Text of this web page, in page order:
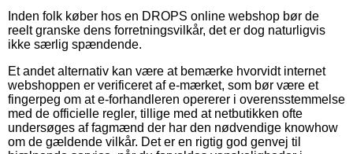
Inden folk køber hos en DROPS online webshop bør de
reelt granske dens forretningsvilkår, det er dog naturligvis
ikke særlig spændende.
Et andet alternativ kan være at bemærke hvorvidt internet
webshoppen er verificeret af e-mærket, som bør være et
fingerpeg om at e-forhandleren opererer i overensstemmelse
med de officielle regler, tillige med at netbutikken ofte
undersøges af fagmænd der har den nødvendige knowhow
om de gældende vilkår. Det er en rigtig god genvej til